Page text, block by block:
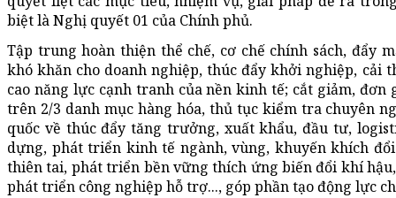
biệt là Nghị quyết 01 của Chính phủ.
Tập trung hoàn thiện thể chế, cơ chế chính sách, đẩy
khó khăn cho doanh nghiệp, thúc đẩy khởi nghiệp,
cao năng lực cạnh tranh của nền kinh tế; cắt giảm,
trên 2/3 danh mục hàng hóa, thủ tục kiểm tra chuyên
quốc về thúc đẩy tăng trưởng, xuất khẩu, đầu tư,
dựng, phát triển kinh tế ngành, vùng, khuyến khích
thiên tai, phát triển bền vững thích ứng biến đổi khí
phát triển công nghiệp hỗ trợ..., góp phần tạo động lực